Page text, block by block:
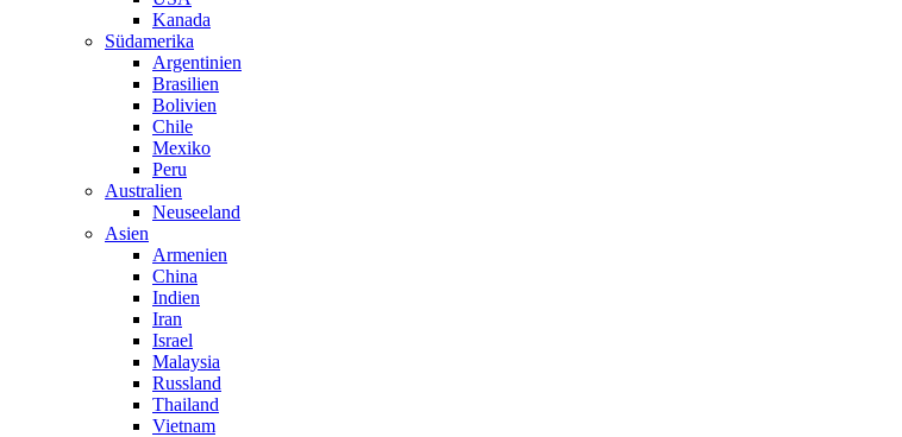
Kanada
Südamerika
Argentinien
Brasilien
Bolivien
Chile
Mexiko
Peru
Australien
Neuseeland
Asien
Armenien
China
Indien
Iran
Israel
Malaysia
Russland
Thailand
Vietnam